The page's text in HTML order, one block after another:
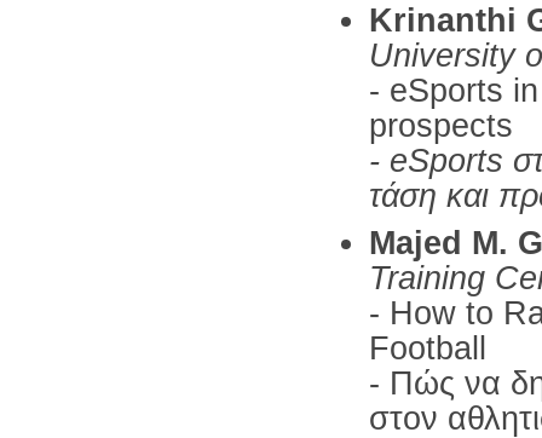
Krinanthi
University
- eSports
prospects
- eSports
τάση και
Majed M.
Training
- How to
Football
- Πώς να
στον